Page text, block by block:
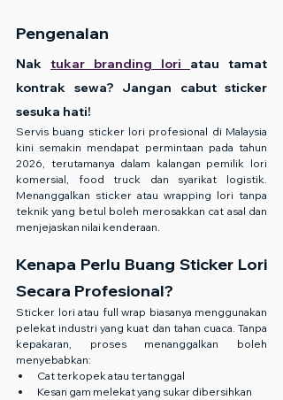
Pengenalan
Nak tukar branding lori atau tamat
kontrak sewa? Jangan cabut sticker
sesuka hati!
Servis buang sticker lori profesional di Malaysia
kini semakin mendapat permintaan pada tahun
2026, terutamanya dalam kalangan pemilik lori
komersial, food truck dan syarikat logistik.
Menanggalkan sticker atau wrapping lori tanpa
teknik yang betul boleh merosakkan cat asal dan
menjejaskan nilai kenderaan.
Kenapa Perlu Buang Sticker Lori
Secara Profesional?
Sticker lori atau full wrap biasanya menggunakan
pelekat industri yang kuat dan tahan cuaca. Tanpa
kepakaran, proses menanggalkan boleh
menyebabkan:
Cat terkopek atau tertanggal
Kesan gam melekat yang sukar dibersihkan